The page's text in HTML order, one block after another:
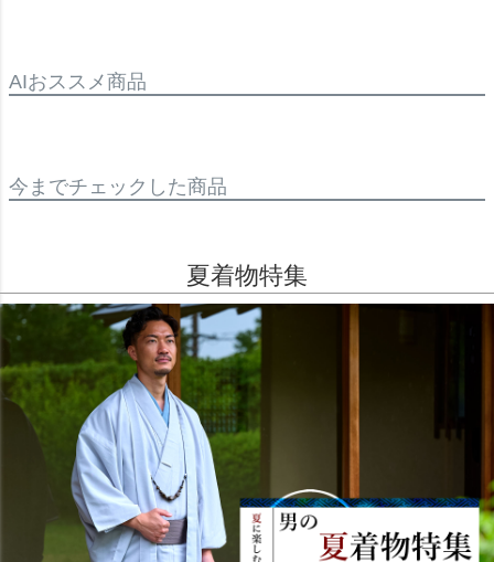
AIおススメ商品
今までチェックした商品
夏着物特集